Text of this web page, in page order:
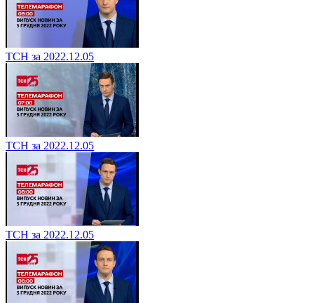
ТСН за 2022.12.05
ТСН за 2022.12.05
ТСН за 2022.12.05